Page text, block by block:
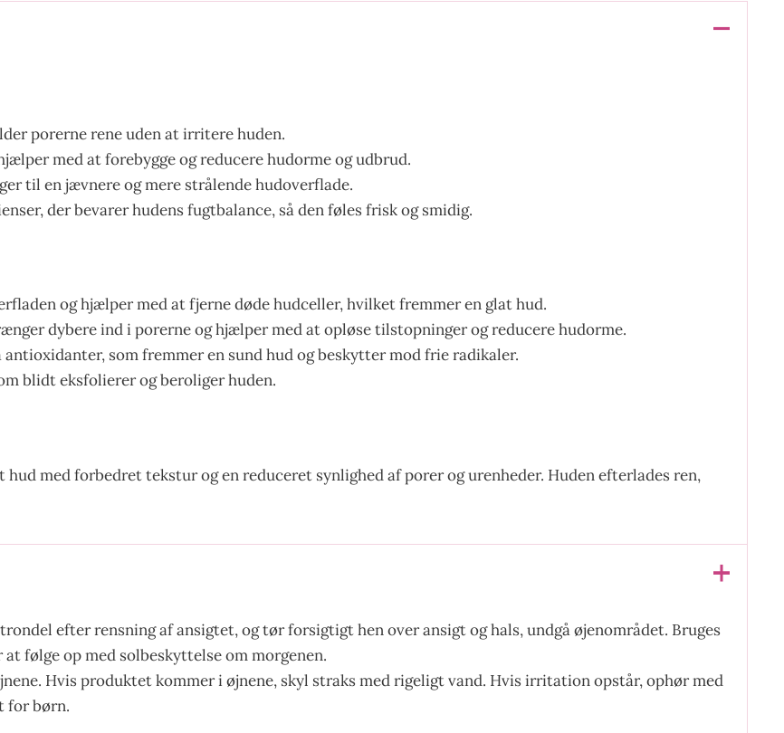
porerne rene uden at irritere huden.
med at forebygge og reducere hudorme og udbrud.
til en jævnere og mere strålende hudoverflade.
der bevarer hudens fugtbalance, så den føles frisk og smidig.
og hjælper med at fjerne døde hudceller, hvilket fremmer en glat hud.
dybere ind i porerne og hjælper med at opløse tilstopninger og reducere hudorme.
som fremmer en sund hud og beskytter mod frie radikaler.
blidt eksfolierer og beroliger huden.
med forbedret tekstur og en reduceret synlighed af porer og urenheder. Huden efterlades ren,
efter rensning af ansigtet, og tør forsigtigt hen over ansigt og hals, undgå øjenområdet. Bruges
følge op med solbeskyttelse om morgenen.
Hvis produktet kommer i øjnene, skyl straks med rigeligt vand. Hvis irritation opstår, ophør med
for børn.